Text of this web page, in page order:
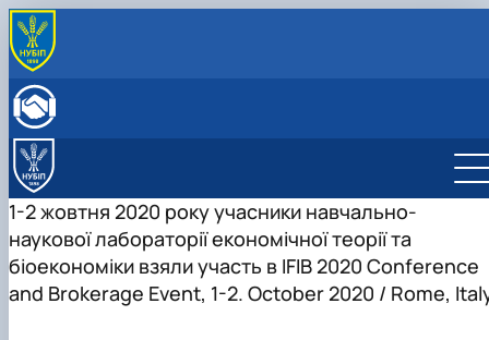
Навчально-наукова лабораторія
програми та ЕНК
Аспіранти кафедри
МІЖНАРОДНА ДІЯЛЬНІСТЬ
СТУДЕНТСЬКИЙ ГУРТОК
МІЖНАРОДНІ НАУКОВО-ПРАКТИЧНІ КОНФЕРЕНЦІЇ
1-2 жовтня 2020 року учасники навчально-
наукової лабораторії економічної теорії та
біоекономіки взяли участь в IFIB 2020 Conference
and Brokerage Event, 1-2. October 2020 / Rome,